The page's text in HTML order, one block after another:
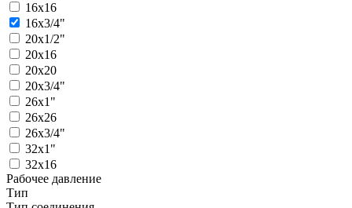
16х16
16х3/4"
20х1/2"
20х16
20х20
20х3/4"
26х1"
26х26
26х3/4"
32х1"
32х16
Рабочее давление
Тип